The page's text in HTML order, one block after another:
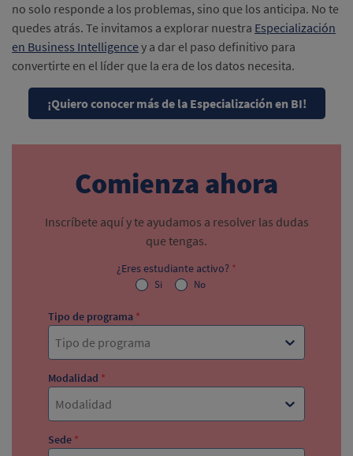
no solo responde a los problemas, sino que los anticipa. No te
quedes atrás. Te invitamos a explorar nuestra Especialización
en Business Intelligencey a dar el paso definitivo para
convertirte en el líder que la era de los datos necesita.
¡Quiero conocer más de la Especialización en BI!
Comienza ahora
Inscríbete aquí y te ayudamos a resolver las dudas
que tengas.
¿Eres estudiante activo? *
Si No
Tipo de programa *
Tipo de programa
Modalidad *
Modalidad
Sede *